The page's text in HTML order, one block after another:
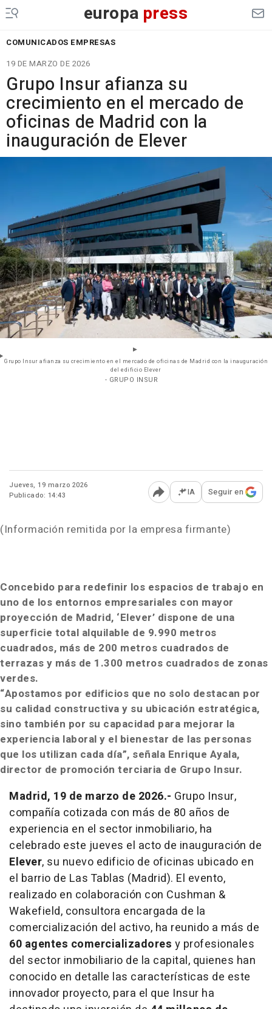
europa press
COMUNICADOS EMPRESAS
19 DE MARZO DE 2026
Grupo Insur afianza su
crecimiento en el mercado de
oficinas de Madrid con la
inauguración de Elever
Grupo Insur afianza su crecimiento en el mercado de oficinas de Madrid con la inauguración
del edificio Elever
- GRUPO INSUR
Jueves, 19 marzo 2026
Publicado: 14:43
Abrir opciones para
IA Seguir en
(Información remitida por la empresa firmante)
Concebido para redefinir los espacios de trabajo en
uno de los entornos empresariales con mayor
proyección de Madrid, ‘Elever’ dispone de una
superficie total alquilable de 9.990 metros
cuadrados, más de 200 metros cuadrados de
terrazas y más de 1.300 metros cuadrados de zonas
verdes.
“Apostamos por edificios que no solo destacan por
su calidad constructiva y su ubicación estratégica,
sino también por su capacidad para mejorar la
experiencia laboral y el bienestar de las personas
que los utilizan cada día”, señala Enrique Ayala,
director de promoción terciaria de Grupo Insur.
Madrid, 19 de marzo de 2026.- Grupo Insur,
compañía cotizada con más de 80 años de
experiencia en el sector inmobiliario, ha
celebrado este jueves el acto de inauguración de
Elever, su nuevo edificio de oficinas ubicado en
el barrio de Las Tablas (Madrid). El evento,
realizado en colaboración con Cushman &
Wakefield, consultora encargada de la
comercialización del activo, ha reunido a más de
60 agentes comercializadores y profesionales
del sector inmobiliario de la capital, quienes han
conocido en detalle las características de este
innovador proyecto, para el que Insur ha